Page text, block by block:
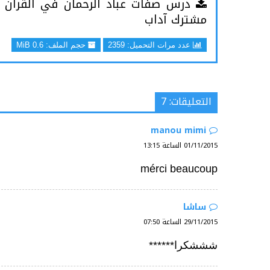
مشترك آداب
عدد مرات التحميل: 2359 حجم الملف: 0.6 MiB
التعليقات: 7
01/11/2015 الساعة 13:15
mérci beaucoup
ساشا
29/11/2015 الساعة 07:50
شششكرا******